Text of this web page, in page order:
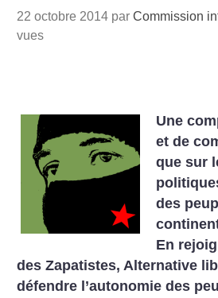
22 octobre 2014 parCommission
vues
Une
et de
que sur
des
En
des Zapatistes, Alternative
défendre l’autonomie des